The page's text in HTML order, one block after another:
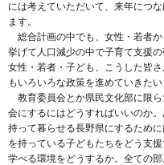
には考えていただいて、来年につ
ます。
総合計画の中でも、女性・若者
挙げて人口減少の中で子育て支援
女性・若者・子ども、こうした皆
もいろいろな政策を進めていきたい
教育委員会とか県民文化部に限
会にするにはどうすればいいのか
持って暮らせる長野県にするため
を持っている子どもたちをどう支
学べる環境をどうするか。全ての